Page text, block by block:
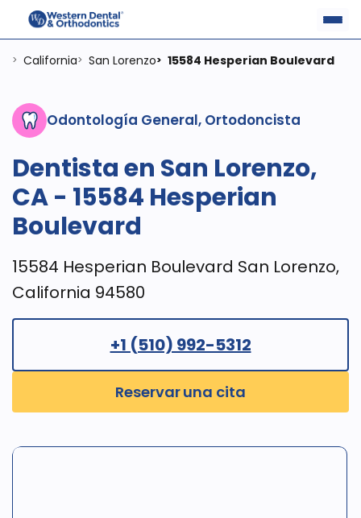
> California> San Lorenzo> 15584 Hesperian Boulevard
Odontología General, Ortodoncista
Dentista en San Lorenzo,
CA - 15584 Hesperian
Boulevard
15584 Hesperian Boulevard San Lorenzo,
California 94580
Reservar una cita
+1 (510) 992-5312